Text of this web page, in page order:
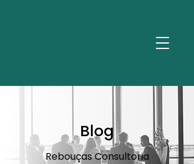
Blog
Rebouças Consultoria